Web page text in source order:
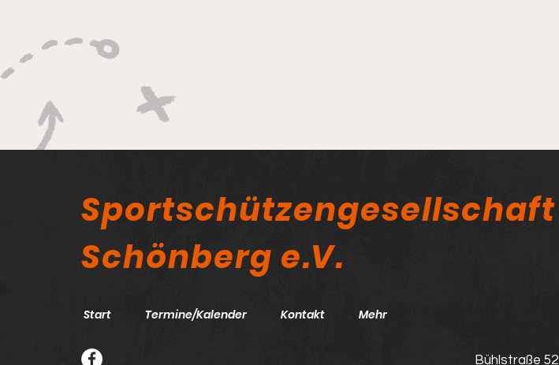
Sportschützengesellschaft
Schönberg e.V.
Start Termine/Kalender Kontakt Mehr
Bühlstraße 52